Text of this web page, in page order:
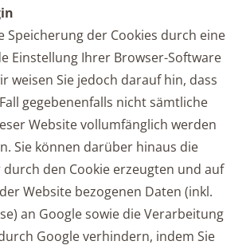
Speicherung der Cookies durch eine
Einstellung Ihrer Browser-Software
weisen Sie jedoch darauf hin, dass
gegebenenfalls nicht sämtliche
Website vollumfänglich werden
Sie können darüber hinaus die
durch den Cookie erzeugten und auf
Website bezogenen Daten (inkl.
an Google sowie die Verarbeitung
Google verhindern, indem Sie